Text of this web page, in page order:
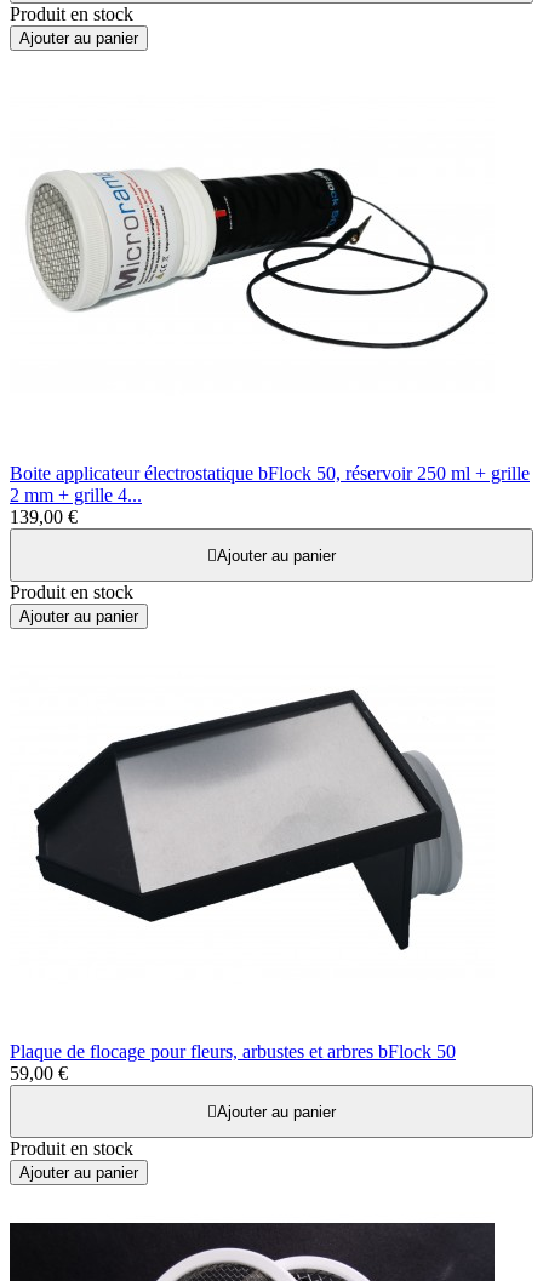
Produit en stock
Ajouter au panier
Boite applicateur électrostatique bFlock 50, réservoir 250 ml + grille
2 mm + grille 4...
139,00 €
Ajouter au panier
Produit en stock
Ajouter au panier
Plaque de flocage pour fleurs, arbustes et arbres bFlock 50
59,00 €
Ajouter au panier
Produit en stock
Ajouter au panier